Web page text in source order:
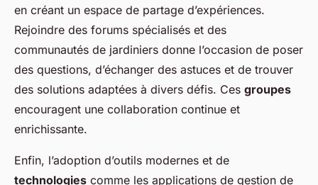
en créant un espace de partage d’expériences.
Rejoindre des forums spécialisés et des
communautés de jardiniers donne l’occasion de poser
des questions, d’échanger des astuces et de trouver
des solutions adaptées à divers défis. Ces groupes
encouragent une collaboration continue et
enrichissante.
Enfin, l’adoption d’outils modernes et de
technologies comme les applications de gestion de